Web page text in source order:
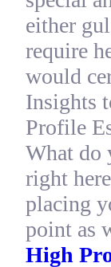
either
require
would
Insights
Profile
What do
right
placing
point as
High